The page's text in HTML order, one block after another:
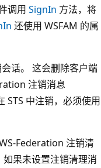
调用 SignIn 方法，将
还使用 WSFAM 的属
话。 这会删除客户端
注销消息
STS 中注销，必须使用
Federation 注销清
果未设置注销清理消